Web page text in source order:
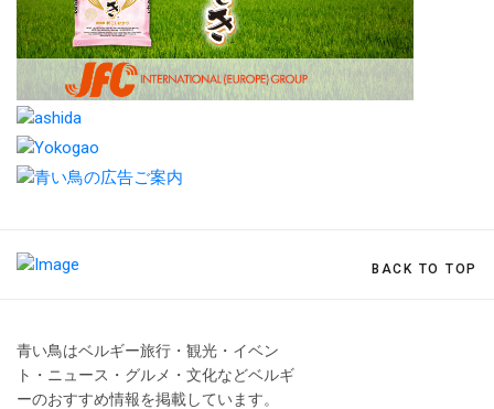
BACK TO TOP
青い鳥はベルギー旅行・観光・イベン
ト・ニュース・グルメ・文化などベルギ
ーのおすすめ情報を掲載しています。